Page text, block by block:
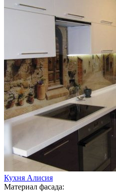
Кухня Алисия
Материал фасада: